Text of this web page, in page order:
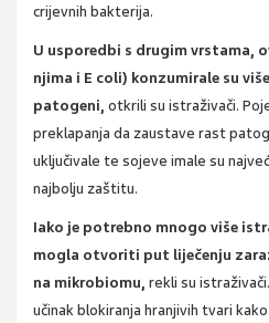
crijevnih bakterija.
U usporedbi s drugim vrstama,
njima i E coli) konzumirale su
patogeni, otkrili su istraživači.
preklapanja da zaustave rast
uključivale te sojeve imale su
najbolju zaštitu.
Iako je potrebno mnogo više
mogla otvoriti put liječenju
na mikrobiomu, rekli su
učinak blokiranja hranjivih tvari